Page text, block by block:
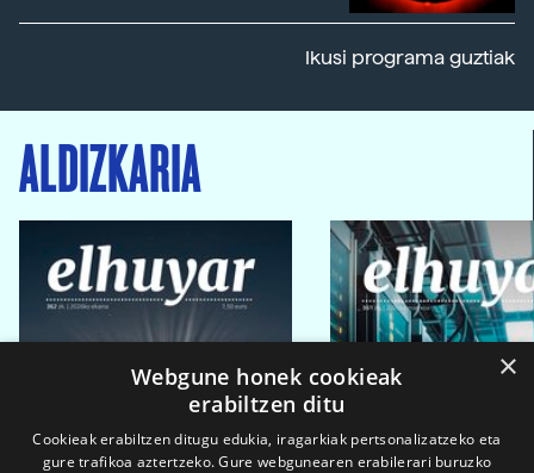
Ikusi programa guztiak
ALDIZKARIA
×
Webgune honek cookieak
erabiltzen ditu
Cookieak erabiltzen ditugu edukia, iragarkiak pertsonalizatzeko eta
gure trafikoa aztertzeko. Gure webgunearen erabilerari buruzko